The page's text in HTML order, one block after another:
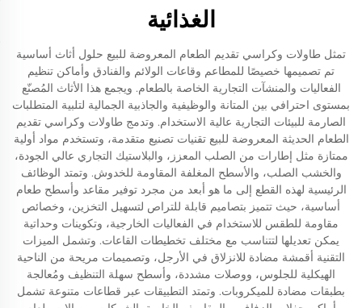
الغذائية
تمثل طاولات وكراسي تقديم الطعام المعروضة للبيع حلول أثاث أساسية
تم تصميمها خصيصًا للمطاعم وقاعات الولائم والفنادق وأماكن تنظيم
الفعاليات والمنشآت التجارية الخاصة بالطعام. ويجمع هذا الأثاث المُصنّع
بمستوى احترافي بين المتانة والوظيفية والجاذبية الجمالية لتلبية المتطلبات
الصارمة للبيئات التجارية عالية الاستخدام. وتدمج طاولات وكراسي تقديم
الطعام الحديثة المعروضة للبيع تقنيات تصنيع متقدمة، وتستخدم مواد أولية
ممتازة مثل إطارات من الصلب المعزز، والبلاستيك التجاري عالي الجودة،
والخشب الصلب، والأسطح المغلفة المقاومة للخدوش. وتمتد الوظائف
الرئيسية لهذه القطع إلى ما هو أبعد من مجرد توفير مقاعد وأسطح طعام
أساسية، حيث تتميز بتصاميم قابلة للتراص لتسهيل التخزين، وخصائص
مقاومة للطقس للاستخدام في الفعاليات الخارجية، وتكوينات وحداتية
يمكن تعديلها لتتناسب مع مختلف تخطيطات القاعات. وتشمل الميزات
التقنية أقمشة مضادة للانزلاق في الأرجل، وتصميمات مريحة من الناحية
الهيكلية للجلوس، ووصلات مشددة، وأسطح سهلة التنظيف ومُعالجة
بطبقات مضادة للميكروبات. وتمتد التطبيقات عبر قطاعات متنوعة تشمل